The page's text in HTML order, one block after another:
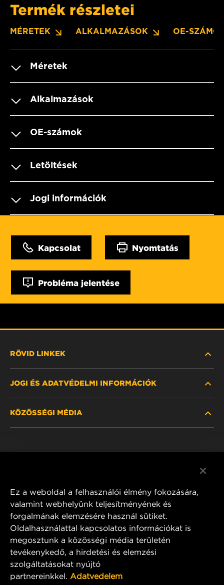
Termék részletei
MÉRETEK ALKALMAZÁSOK OE-
Méretek
Alkalmazások
OE-számok
Letöltések
Jogi információk
Kapcsolat Nyomtatás
Probléma jelentése
RÖVID LINKEK
HOL KAPHATÓ
JOGI ÉS ADATVÉDELMI INFORMÁCIÓK
KÖZÖSSÉGI MÉDIA
MANN+HUMMEL FT Poland
ul. Wrocławska 145,
63-800 GOSTYŃ, POLAND
Tel. +48 65 572 89 00
E-mail:info@mann-hummel.com
Ez a weboldal a felhasználói élmény fokozására,
valamint webhelyünk teljesítményének és
forgalmának elemzésére használ sütiket.
Oldalhasználattal kapcsolatos információkat is
megosztunk a közösségi média területén
tevékenykedő, a hirdetési és elemzési
szolgáltatásokat nyújtó
partnereinkkel. Adatvedelem